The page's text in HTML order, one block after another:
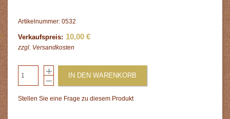
Artikelnummer: 0532
Verkaufspreis: 10,00 €
zzgl. Versandkosten
IN DEN WARENKORB
Stellen Sie eine Frage zu diesem Produkt